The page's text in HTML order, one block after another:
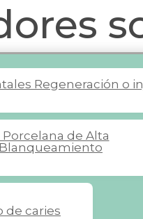
Regeneración o
de Alta
Blanqueamiento
de caries